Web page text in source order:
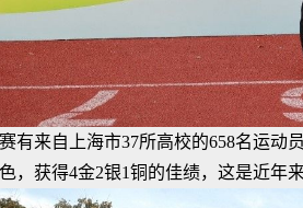
有来自上海市37所高校的658名运动
，获得4金2银1铜的佳绩，这是近年